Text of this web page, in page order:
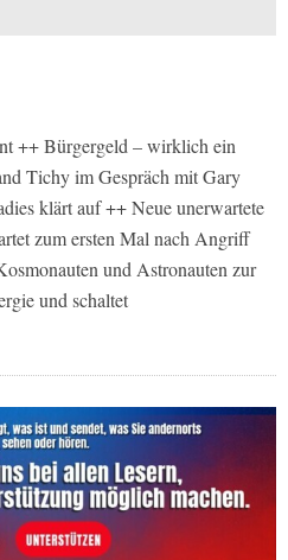
++ Bürgergeld – wirklich ein
Tichy im Gespräch mit Gary
klärt auf ++ Neue unerwartete
zum ersten Mal nach Angriff
und Astronauten zur
und schaltet